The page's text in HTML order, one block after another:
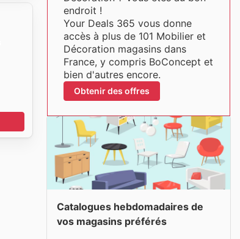
endroit !
Your Deals 365 vous donne
accès à plus de 101 Mobilier et
Décoration magasins dans
France, y compris BoConcept et
bien d'autres encore.
Obtenir des offres
Catalogues hebdomadaires de
vos magasins préférés